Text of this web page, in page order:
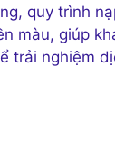
quy trình
màu, giúp
trải nghiệm